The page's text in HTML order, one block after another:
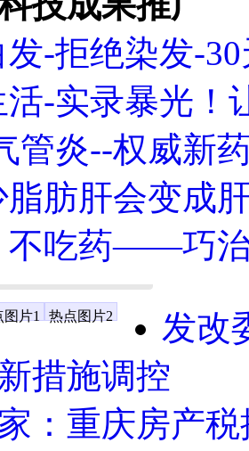
发-拒绝染发-
活-实录暴光！
管炎--权威新
肪肝会变成
不吃药——巧
图片1 热点图片2
发改
措施调控
：重庆房产